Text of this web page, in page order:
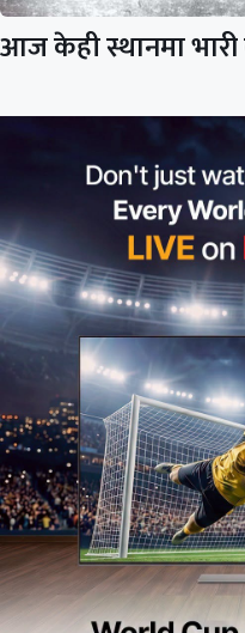
आज केही स्थानमा भारी